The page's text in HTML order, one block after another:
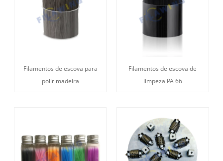
Filamentos de escova para
polir madeira
Filamentos de escova de
limpeza PA 66